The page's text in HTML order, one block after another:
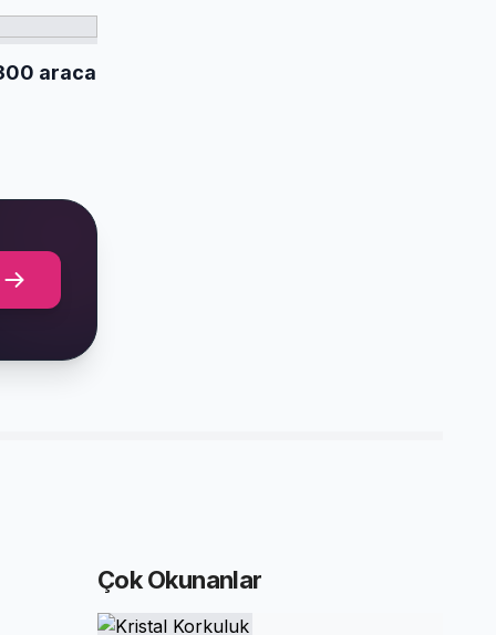
araca
Çok Okunanlar